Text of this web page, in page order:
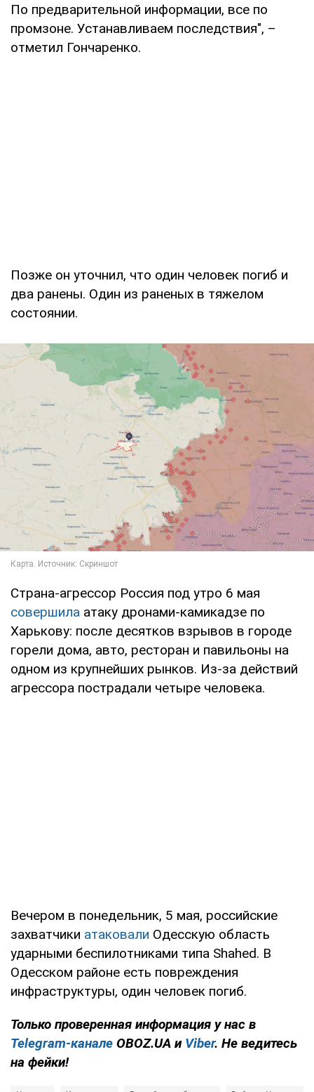
По предварительной информации, все по
промзоне. Устанавливаем последствия", –
отметил Гончаренко.
Позже он уточнил, что один человек погиб и
два ранены. Один из раненых в тяжелом
состоянии.
Страна-агрессор Россия под утро 6 мая
совершила атаку дронами-камикадзе по
Харькову: после десятков взрывов в городе
горели дома, авто, ресторан и павильоны на
одном из крупнейших рынков. Из-за действий
агрессора пострадали четыре человека.
Вечером в понедельник, 5 мая, российские
захватчики атаковали Одесскую область
ударными беспилотниками типа Shahed. В
Одесском районе есть повреждения
инфраструктуры, один человек погиб.
Только проверенная информация у нас в
Telegram-канале OBOZ.UA и Viber. Не ведитесь
на фейки!